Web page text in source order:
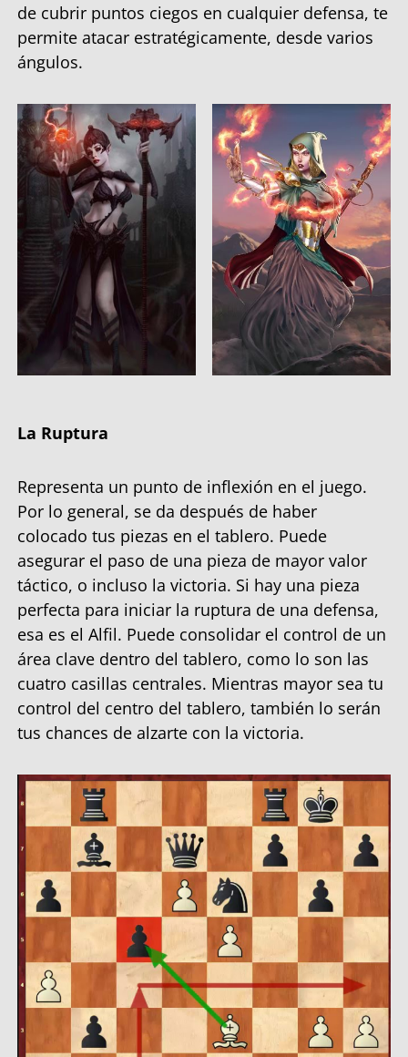
de cubrir puntos ciegos en cualquier defensa, te
permite atacar estratégicamente, desde varios
ángulos.
La Ruptura
Representa un punto de inflexión en el juego.
Por lo general, se da después de haber
colocado tus piezas en el tablero. Puede
asegurar el paso de una pieza de mayor valor
táctico, o incluso la victoria. Si hay una pieza
perfecta para iniciar la ruptura de una defensa,
esa es el Alfil. Puede consolidar el control de un
área clave dentro del tablero, como lo son las
cuatro casillas centrales. Mientras mayor sea tu
control del centro del tablero, también lo serán
tus chances de alzarte con la victoria.